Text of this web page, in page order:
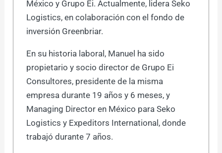
México y Grupo Ei. Actualmente, lidera Seko
Logistics, en colaboración con el fondo de
inversión Greenbriar.
En su historia laboral, Manuel ha sido
propietario y socio director de Grupo Ei
Consultores, presidente de la misma
empresa durante 19 años y 6 meses, y
Managing Director en México para Seko
Logistics y Expeditors International, donde
trabajó durante 7 años.